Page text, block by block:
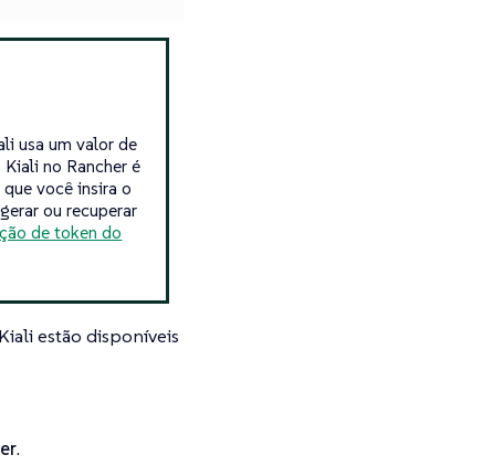
usa um valor de
no Rancher é
você insira o
ou recuperar
de token do
estão disponíveis
.